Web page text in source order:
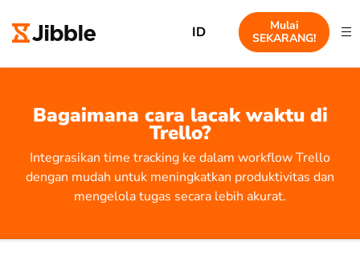
ID
Mulai
SEKARANG!
Bagaimana cara lacak waktu di
Trello?
Integrasikan time tracking ke dalam workflow Trello
dengan mudah untuk meningkatkan produktivitas dan
mengelola tugas secara lebih akurat.